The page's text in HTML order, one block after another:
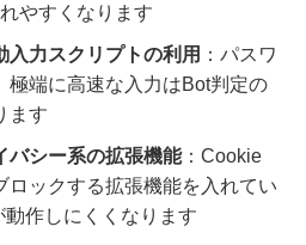
やすくなります
入力スクリプトの利用 ：パスワ
極端に高速な入力はBot判定の
ます
バシー系の拡張機能：Cookie
ロックする拡張機能を入れてい
作しにくくなります